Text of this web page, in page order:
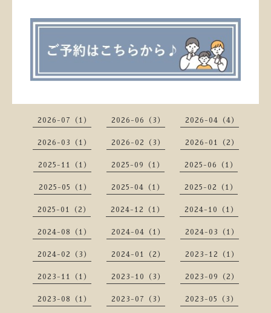
2026-07（1） 2026-06（3） 2026-04（4）
2026-03（1） 2026-02（3） 2026-01（2）
2025-11（1） 2025-09（1） 2025-06（1）
2025-05（1） 2025-04（1） 2025-02（1）
2025-01（2） 2024-12（1） 2024-10（1）
2024-08（1） 2024-04（1） 2024-03（1）
2024-02（3） 2024-01（2） 2023-12（1）
2023-11（1） 2023-10（3） 2023-09（2）
2023-08（1） 2023-07（3） 2023-05（3）